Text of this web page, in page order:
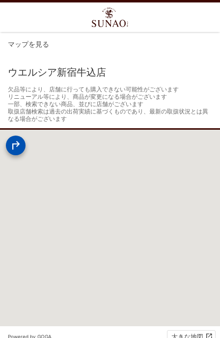
マップを見る
ウエルシア新宿牛込店
欠品等により、店舗に行っても購入できない可能性がございます
リニューアル等により、商品が変更になる場合がございます
一部、検索できない商品、並びに店舗がございます
取扱店舗検索は過去の出荷実績に基づくものであり、最新の取扱状況とは異
なる場合がございます
Powered by GOGA 大きな地図